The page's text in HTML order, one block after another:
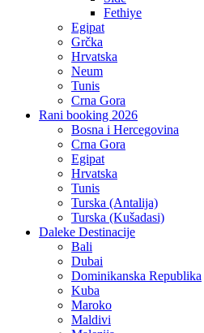
Fethiye
Egipat
Grčka
Hrvatska
Neum
Tunis
Crna Gora
Rani booking 2026
Bosna i Hercegovina
Crna Gora
Egipat
Hrvatska
Tunis
Turska (Antalija)
Turska (Kušadasi)
Daleke Destinacije
Bali
Dubai
Dominikanska Republika
Kuba
Maroko
Maldivi